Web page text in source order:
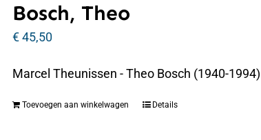
Bosch, Theo
€45,50
Marcel Theunissen - Theo Bosch (1940-
Toevoegen aan winkelwagen Details